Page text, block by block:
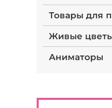
Товары для
Живые
Аниматоры